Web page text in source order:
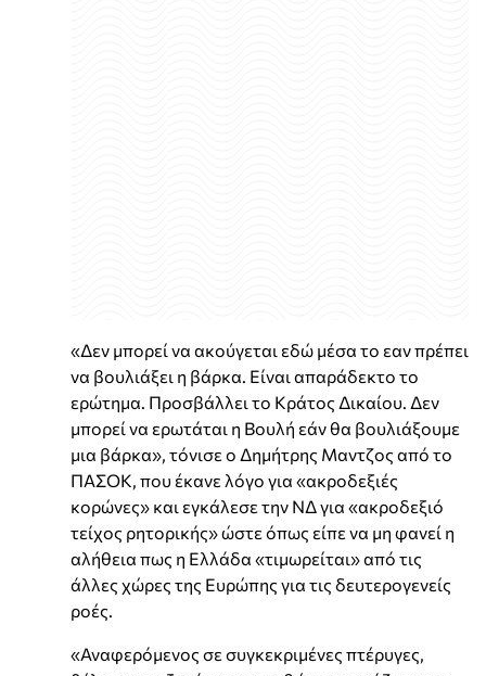
«Δεν μπορεί να ακούγεται εδώ μέσα το εαν πρέπει
να βουλιάξει η βάρκα. Είναι απαράδεκτο το
ερώτημα. Προσβάλλει το Κράτος Δικαίου. Δεν
μπορεί να ερωτάται η Βουλή εάν θα βουλιάξουμε
μια βάρκα», τόνισε ο Δημήτρης Μαντζος από το
ΠΑΣΟΚ, που έκανε λόγο για «ακροδεξιές
κορώνες» και εγκάλεσε την ΝΔ για «ακροδεξιό
τείχος ρητορικής» ώστε όπως είπε να μη φανεί η
αλήθεια πως η Ελλάδα «τιμωρείται» από τις
άλλες χώρες της Ευρώπης για τις δευτερογενείς
ροές.
«Αναφερόμενος σε συγκεκριμένες πτέρυγες,